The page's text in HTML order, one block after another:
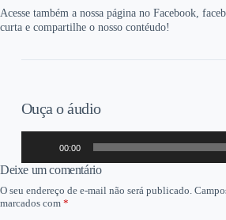
Acesse também a nossa página no Facebook,
curta e compartilhe o nosso contéudo!
Ouça o áudio
áudio
00:00
Deixe um comentário
O seu endereço de e-mail não será publicado.
marcados com *